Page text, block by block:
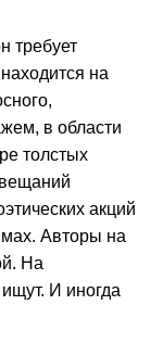
требует
на
в области
толстых
акций
Авторы на
На
И иногда